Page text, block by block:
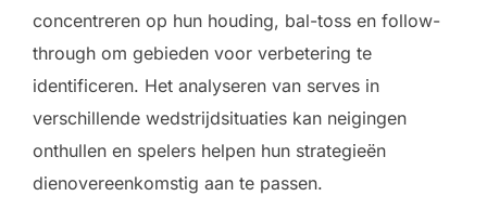
concentreren op hun houding, bal-toss en follow-
through om gebieden voor verbetering te
identificeren. Het analyseren van serves in
verschillende wedstrijdsituaties kan neigingen
onthullen en spelers helpen hun strategieën
dienovereenkomstig aan te passen.